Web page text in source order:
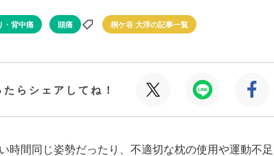
・背中痛 頭痛 桐ケ谷 大淳の記事一覧
たらシェアしてね！
時間同じ姿勢だったり、不適切な枕の使用や運動不